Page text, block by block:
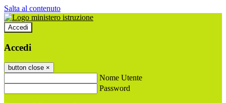
Salta al contenuto
Accedi
Accedi
button close ×
Nome Utente
Password